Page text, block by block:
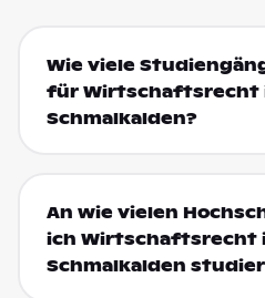
Wie viele
für Wirtschaftsrecht
Schmalkalden?
An wie vielen
ich Wirtschaftsrecht
Schmalkalden